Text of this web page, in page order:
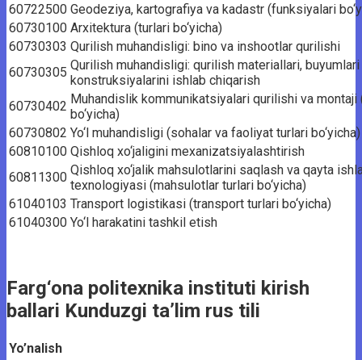
60722500 Geodeziya, kartografiya va kadastr (funksiyalari
60730100 Arxitektura (turlari bo‘yicha)
60730303 Qurilish muhandisligi: bino va inshootlar qurilishi
60730305 Qurilish muhandisligi: qurilish materiallari, buyumlari
konstruksiyalarini ishlab chiqarish
60730402 Muhandislik kommunikatsiyalari qurilishi va montaji
bo‘yicha)
60730802 Yo‘l muhandisligi (sohalar va faoliyat turlari bo‘yicha)
60810100 Qishloq xo‘jaligini mexanizatsiyalashtirish
60811300 Qishloq xo‘jalik mahsulotlarini saqlash va qayta
texnologiyasi (mahsulotlar turlari bo‘yicha)
61040103 Transport logistikasi (transport turlari bo‘yicha)
61040300 Yo‘l harakatini tashkil etish
Farg‘ona politexnika instituti kirish
ballari Kunduzgi ta’lim rus tili
Yo’nalish